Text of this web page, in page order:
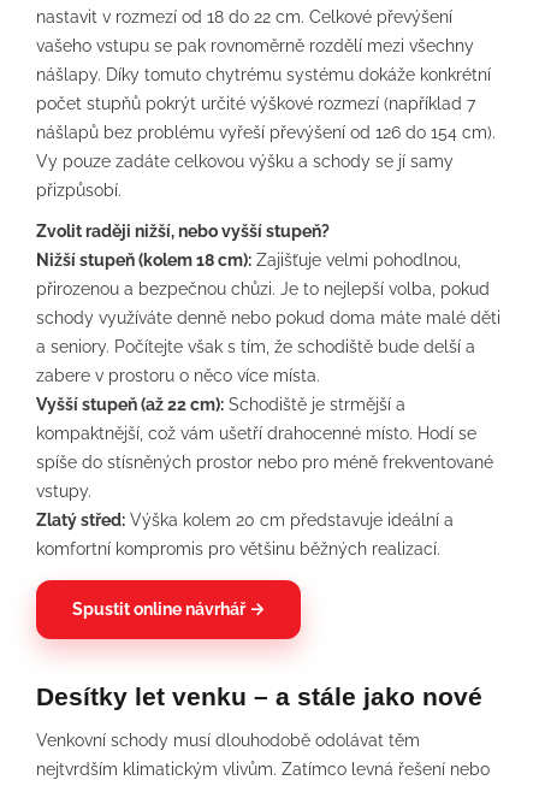
nastavit v rozmezí od 18 do 22 cm. Celkové převýšení
vašeho vstupu se pak rovnoměrně rozdělí mezi všechny
nášlapy. Díky tomuto chytrému systému dokáže konkrétní
počet stupňů pokrýt určité výškové rozmezí (například 7
nášlapů bez problému vyřeší převýšení od 126 do 154 cm).
Vy pouze zadáte celkovou výšku a schody se jí samy
přizpůsobí.
Zvolit raději nižší, nebo vyšší stupeň?
Nižší stupeň (kolem 18 cm): Zajišťuje velmi pohodlnou,
přirozenou a bezpečnou chůzi. Je to nejlepší volba, pokud
schody využíváte denně nebo pokud doma máte malé děti
a seniory. Počítejte však s tím, že schodiště bude delší a
zabere v prostoru o něco více místa.
Vyšší stupeň (až 22 cm): Schodiště je strmější a
kompaktnější, což vám ušetří drahocenné místo. Hodí se
spíše do stísněných prostor nebo pro méně frekventované
vstupy.
Zlatý střed: Výška kolem 20 cm představuje ideální a
komfortní kompromis pro většinu běžných realizací.
Spustit online návrhář →
Desítky let venku – a stále jako nové
Venkovní schody musí dlouhodobě odolávat těm
nejtvrdším klimatickým vlivům. Zatímco levná řešení nebo